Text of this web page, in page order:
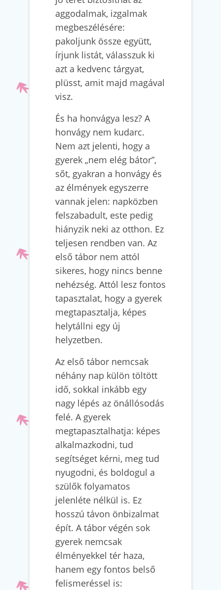
aggodalmak, izgalmak
megbeszélésére:
pakoljunk össze együtt,
írjunk listát, válasszuk ki
azt a kedvenc tárgyat,
plüsst, amit majd magával
visz.
És ha honvágya lesz? A
honvágy nem kudarc.
Nem azt jelenti, hogy a
gyerek „nem elég bátor”,
sőt, gyakran a honvágy és
az élmények egyszerre
vannak jelen: napközben
felszabadult, este pedig
hiányzik neki az otthon. Ez
teljesen rendben van. Az
első tábor nem attól
sikeres, hogy nincs benne
nehézség. Attól lesz fontos
tapasztalat, hogy a gyerek
megtapasztalja, képes
helytállni egy új
helyzetben.
Az első tábor nemcsak
néhány nap külön töltött
idő, sokkal inkább egy
nagy lépés az önállósodás
felé. A gyerek
megtapasztalhatja: képes
alkalmazkodni, tud
segítséget kérni, meg tud
nyugodni, és boldogul a
szülők folyamatos
jelenléte nélkül is. Ez
hosszú távon önbizalmat
épít. A tábor végén sok
gyerek nemcsak
élményekkel tér haza,
hanem egy fontos belső
felismeréssel is: